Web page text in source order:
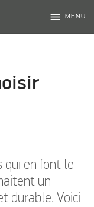
menu MENU
qui en font le
un
durable. Voici